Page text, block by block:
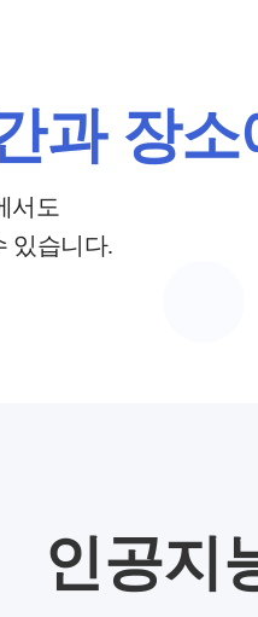
과 장소
서도
있습니다.
인공지